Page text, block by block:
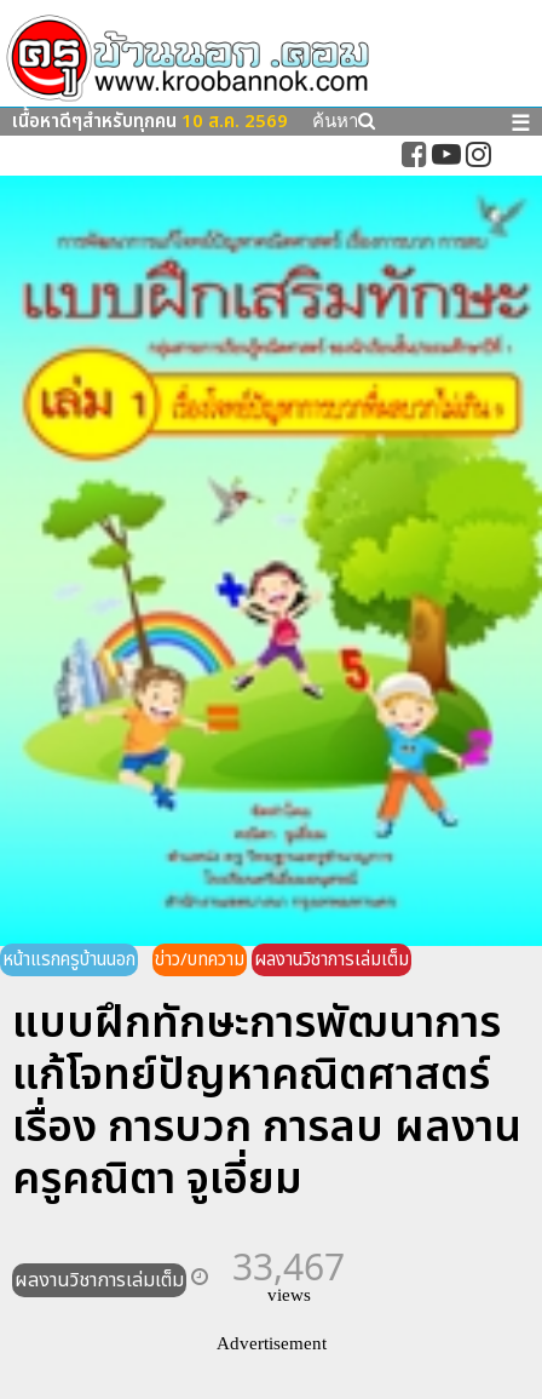
เนื้อหาดีๆสำหรับทุกคน 10 ส.ค. 2569 ค้นหา ☰
หน้าแรกครูบ้านนอก ข่าว/บทความ ผลงานวิชาการเล่มเต็ม
แบบฝึกทักษะการพัฒนาการ
แก้โจทย์ปัญหาคณิตศาสตร์
เรื่อง การบวก การลบ ผลงาน
ครูคณิตา จูเอี่ยม
ผลงานวิชาการเล่มเต็ม 33,467
views
Advertisement